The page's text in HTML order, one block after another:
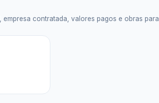
contratada, valores pagos e obras